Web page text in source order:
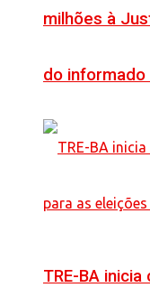
milhões à
do informado
TRE-BA